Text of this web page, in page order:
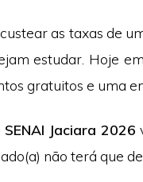
as taxas de
estudar. Hoje
gratuitos e uma
SENAI Jaciara 2026
não terá que